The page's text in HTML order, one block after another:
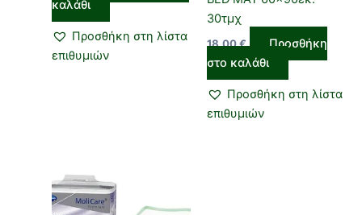
καλάθι
Προσθήκη στη λίστα
επιθυμιών
30τμχ
18,00€
Προσθήκη
στο καλάθι
Προσθήκη στη λίστα
επιθυμιών